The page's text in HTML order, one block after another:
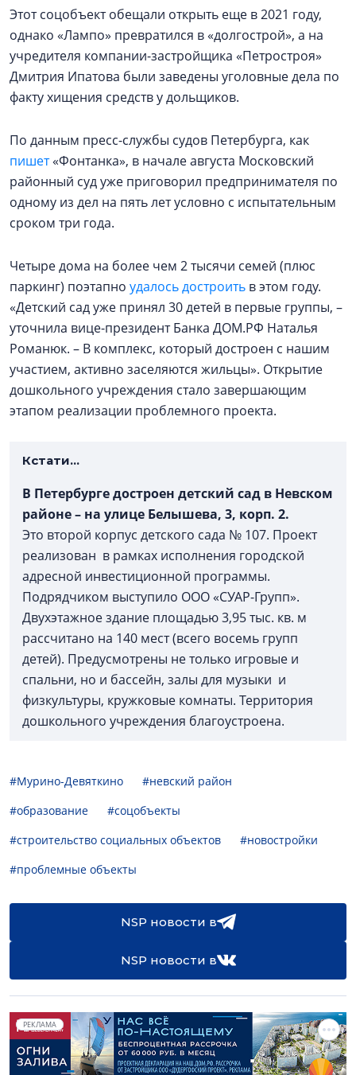
Этот соцобъект обещали открыть еще в 2021 году,
однако «Лампо» превратился в «долгострой», а на
учредителя компании-застройщика «Петростроя»
Дмитрия Ипатова были заведены уголовные дела по
факту хищения средств у дольщиков.
По данным пресс-службы судов Петербурга, как
пишет«Фонтанка», в начале августа Московский
районный суд уже приговорил предпринимателя по
одному из дел на пять лет условно с испытательным
сроком три года.
Четыре дома на более чем 2 тысячи семей (плюс
паркинг) поэтапно удалось достроить в этом году.
«Детский сад уже принял 30 детей в первые группы, –
уточнила вице-президент Банка ДОМ.РФ Наталья
Романюк. – В комплекс, который достроен с нашим
участием, активно заселяются жильцы». Открытие
дошкольного учреждения стало завершающим
этапом реализации проблемного проекта.
Кстати…
В Петербурге достроен детский сад в Невском
районе – на улице Белышева, 3, корп. 2.
Это второй корпус детского сада № 107. Проект
реализован в рамках исполнения городской
адресной инвестиционной программы.
Подрядчиком выступило ООО «СУАР-Групп».
Двухэтажное здание площадью 3,95 тыс. кв. м
рассчитано на 140 мест (всего восемь групп
детей). Предусмотрены не только игровые и
спальни, но и бассейн, залы для музыки и
физкультуры, кружковые комнаты. Территория
дошкольного учреждения благоустроена.
#Мурино-Девяткино
#невский район
#образование
#соцобъекты
#строительство социальных объектов
#новостройки
#проблемные объекты
NSP новости в
NSP новости в
РЕКЛАМА